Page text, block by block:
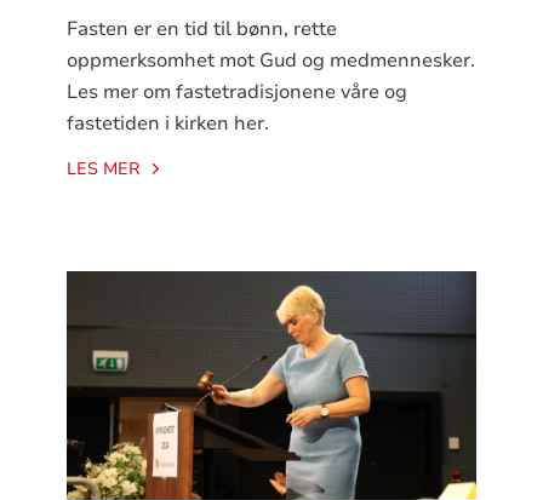
Fasten er en tid til bønn, rette
oppmerksomhet mot Gud og medmennesker.
Les mer om fastetradisjonene våre og
fastetiden i kirken her.
LES MER